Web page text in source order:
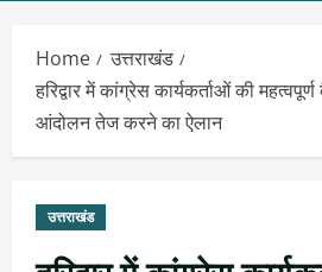
Home
उत्तराखंड
हरिद्वार में कांग्रेस कार्यकर्ताओं की
आंदोलन तेज करने का ऐलान
उत्तराखंड